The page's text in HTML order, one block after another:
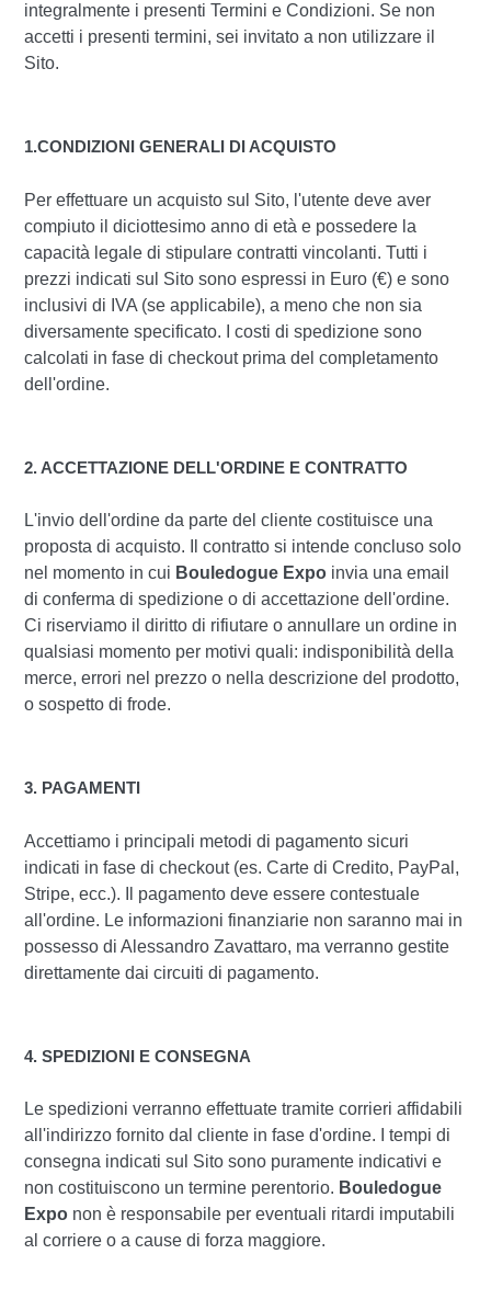
integralmente i presenti Termini e Condizioni. Se non
accetti i presenti termini, sei invitato a non utilizzare il
Sito.
1.CONDIZIONI GENERALI DI ACQUISTO
Per effettuare un acquisto sul Sito, l'utente deve aver
compiuto il diciottesimo anno di età e possedere la
capacità legale di stipulare contratti vincolanti. Tutti i
prezzi indicati sul Sito sono espressi in Euro (€) e sono
inclusivi di IVA (se applicabile), a meno che non sia
diversamente specificato. I costi di spedizione sono
calcolati in fase di checkout prima del completamento
dell'ordine.
2. ACCETTAZIONE DELL'ORDINE E CONTRATTO
L'invio dell'ordine da parte del cliente costituisce una
proposta di acquisto. Il contratto si intende concluso solo
nel momento in cui Bouledogue Expo invia una email
di conferma di spedizione o di accettazione dell'ordine.
Ci riserviamo il diritto di rifiutare o annullare un ordine in
qualsiasi momento per motivi quali: indisponibilità della
merce, errori nel prezzo o nella descrizione del prodotto,
o sospetto di frode.
3. PAGAMENTI
Accettiamo i principali metodi di pagamento sicuri
indicati in fase di checkout (es. Carte di Credito, PayPal,
Stripe, ecc.). Il pagamento deve essere contestuale
all'ordine. Le informazioni finanziarie non saranno mai in
possesso di Alessandro Zavattaro, ma verranno gestite
direttamente dai circuiti di pagamento.
4. SPEDIZIONI E CONSEGNA
Le spedizioni verranno effettuate tramite corrieri affidabili
all'indirizzo fornito dal cliente in fase d'ordine. I tempi di
consegna indicati sul Sito sono puramente indicativi e
non costituiscono un termine perentorio. Bouledogue
Expo non è responsabile per eventuali ritardi imputabili
al corriere o a cause di forza maggiore.